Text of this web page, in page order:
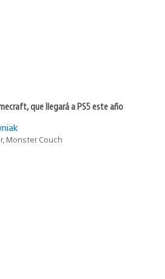
que llegará a PS5 este año
Monster Couch